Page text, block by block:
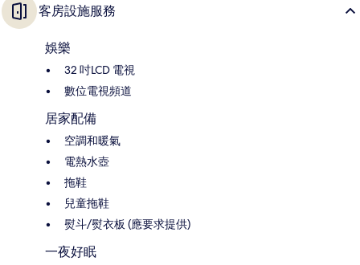
客房設施服務
娛樂
32 吋LCD 電視
數位電視頻道
居家配備
空調和暖氣
電熱水壺
拖鞋
兒童拖鞋
熨斗/熨衣板 (應要求提供)
一夜好眠